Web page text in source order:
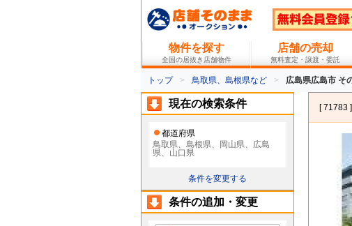
物件を探す
全国の居抜き店舗物件
店舗の売却
無料査定・譲渡・委託
トップ 鳥取県、島根県など 広島県広島市 そ
[ 71783 ]
現在の検索条件
都道府県
鳥取県、島根県、岡山県、広島
県、山口県
条件を変更する
条件の追加・変更